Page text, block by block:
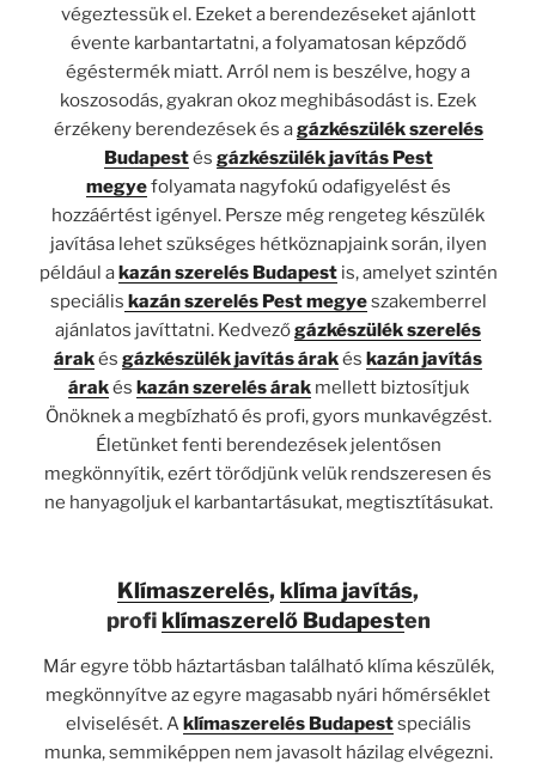
végeztessük el. Ezeket a berendezéseket ajánlott
évente karbantartatni, a folyamatosan képződő
égéstermék miatt. Arról nem is beszélve, hogy a
koszosodás, gyakran okoz meghibásodást is. Ezek
érzékeny berendezések és agázkészülék szerelés
Budapestés gázkészülék javítás Pest
megyefolyamata nagyfokú odafigyelést és
hozzáértést igényel. Persze még rengeteg készülék
javítása lehet szükséges hétköznapjaink során, ilyen
például akazán szerelés Budapestis, amelyet szintén
speciális kazán szerelés Pest megyeszakemberrel
ajánlatos javíttatni. Kedvezőgázkészülék szerelés
árakés gázkészülék javítás árakés kazán javítás
árakés kazán szerelés árakmellett biztosítjuk
Önöknek a megbízható és profi, gyors munkavégzést.
Életünket fenti berendezések jelentősen
megkönnyítik, ezért törődjünk velük rendszeresen és
ne hanyagoljuk el karbantartásukat, megtisztításukat.
Klímaszerelés, klíma javítás,
profi klímaszerelő Budapesten
Már egyre több háztartásban található klíma készülék,
megkönnyítve az egyre magasabb nyári hőmérséklet
elviselését. Aklímaszerelés Budapestspeciális
munka, semmiképpen nem javasolt házilag elvégezni.